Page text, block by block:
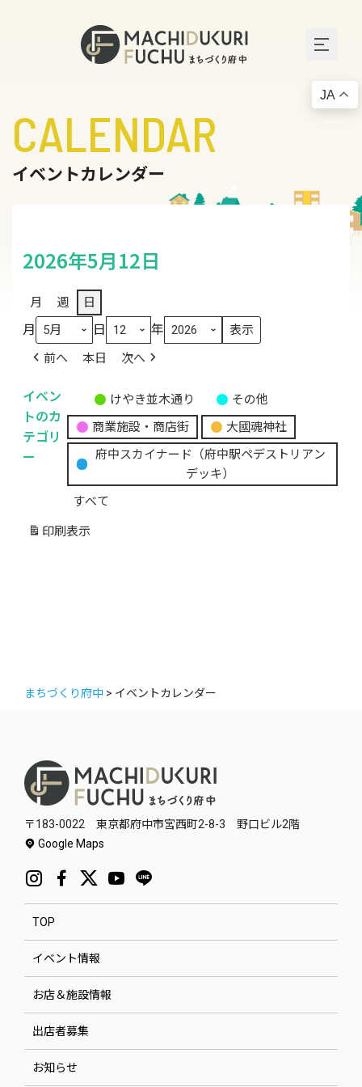
CALENDAR
イベントカレンダー
2026年5月12日
月 週 日
月 日 年
前へ 本日 次へ
イベン
トのカ
テゴリ
ー
題
の
カ
テ
ゴ
リ
けやき並木通り
その他
商業施設・商店街
大國魂神社
府中スカイナード（府中駅ペデストリアン
デッキ）
すべて
印刷 表示
まちづくり府中 > イベントカレンダー
〒183-0022 東京都府中市宮西町2-8-3 野口ビル2階
Google Maps
TOP
イベント情報
お店＆施設情報
出店者募集
お知らせ
JA